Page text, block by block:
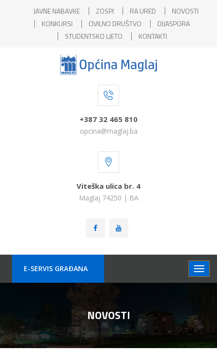
JAVNE NABAVKE ZOSPI RA URED
NOVOSTI
KONKURSI
CIVILNO DRUŠTVO
DIJASPORA
STUDENTSKO LJETO
KONTAKTI
+387 32 465 810
opcina@maglaj.ba
Viteška ulica br. 4
Maglaj 74250 | BA
E-SERVIS GRAÐANA
NOVOSTI